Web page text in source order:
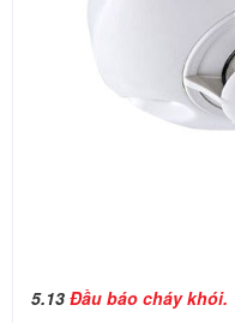
5.13 Đầu báo cháy khói.